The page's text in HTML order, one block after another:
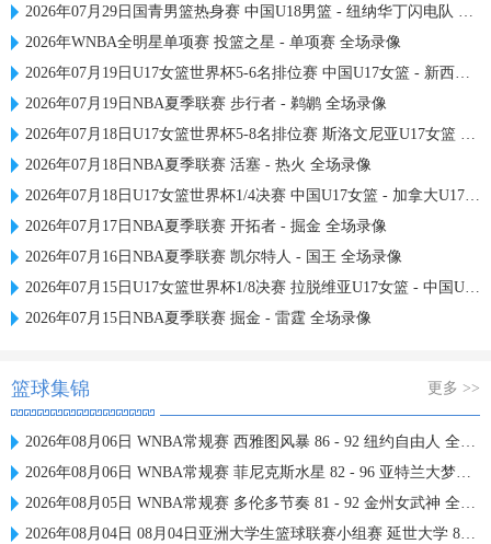
2026年07月29日国青男篮热身赛 中国U18男篮 - 纽纳华丁闪电队 全场录像
2026年WNBA全明星单项赛 投篮之星 - 单项赛 全场录像
2026年07月19日U17女篮世界杯5-6名排位赛 中国U17女篮 - 新西兰U17女篮 全场录像
2026年07月19日NBA夏季联赛 步行者 - 鹈鹕 全场录像
2026年07月18日U17女篮世界杯5-8名排位赛 斯洛文尼亚U17女篮 - 中国U17女篮 全场录像
2026年07月18日NBA夏季联赛 活塞 - 热火 全场录像
2026年07月18日U17女篮世界杯1/4决赛 中国U17女篮 - 加拿大U17女篮 录像
2026年07月17日NBA夏季联赛 开拓者 - 掘金 全场录像
2026年07月16日NBA夏季联赛 凯尔特人 - 国王 全场录像
2026年07月15日U17女篮世界杯1/8决赛 拉脱维亚U17女篮 - 中国U17女篮 录像
2026年07月15日NBA夏季联赛 掘金 - 雷霆 全场录像
篮球集锦 更多 >>
2026年08月06日 WNBA常规赛 西雅图风暴 86 - 92 纽约自由人 全场集锦
2026年08月06日 WNBA常规赛 菲尼克斯水星 82 - 96 亚特兰大梦想 全场集锦
2026年08月05日 WNBA常规赛 多伦多节奏 81 - 92 金州女武神 全场集锦
2026年08月04日 08月04日亚洲大学生篮球联赛小组赛 延世大学 82 - 83 北京大学 集锦